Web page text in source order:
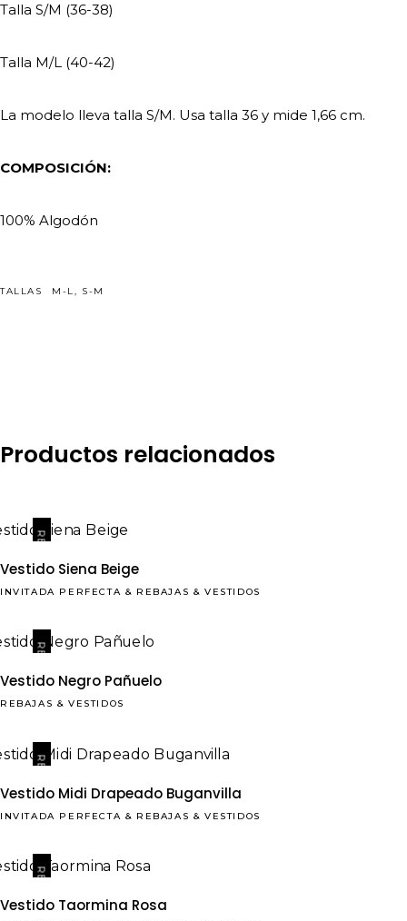
Talla S/M (36-38)
Talla M/L (40-42)
La modelo lleva talla S/M. Usa talla 36 y mide 1,66 cm.
COMPOSICIÓN:
100% Algodón
TALLAS M-L, S-M
Productos relacionados
REBAJAS
Vestido Siena Beige
INVITADA PERFECTA & REBAJAS &VESTIDOS
REBAJAS
Vestido Negro Pañuelo
REBAJAS &VESTIDOS
REBAJAS
Vestido Midi Drapeado Buganvilla
INVITADA PERFECTA & REBAJAS &VESTIDOS
REBAJAS
Vestido Taormina Rosa